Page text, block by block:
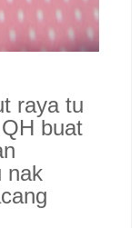
raya tu
buat
nak